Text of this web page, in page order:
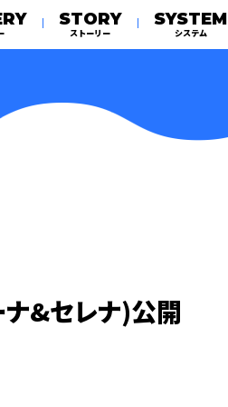
STORY
ストーリー
SYSTEM
システム
&セレナ)公開